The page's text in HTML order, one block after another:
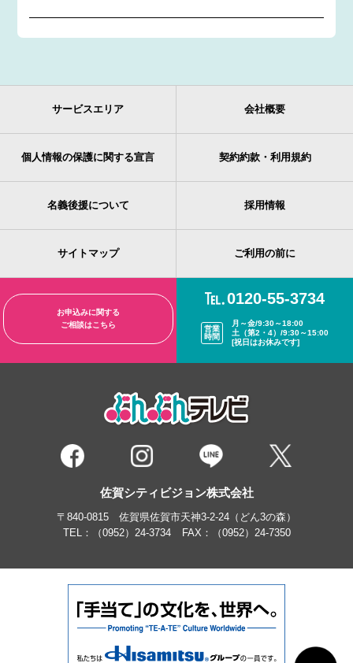
サービスエリア 会社概要
個人情報の保護に関する宣言 契約約款・利用規約
名義後援について 採用情報
サイトマップ ご利用の前に
お申込みに関する
ご相談はこちら
0120-55-3734
営業
時間
月～金/9:30～18:00
土（第2・4）/9:30～15:00
[祝日はお休みです]
佐賀シティビジョン株式会社
〒840-0815 佐賀県佐賀市天神3-2-24（どん3の森）
TEL：
（0952）24-3734 FAX：（0952）24-7350